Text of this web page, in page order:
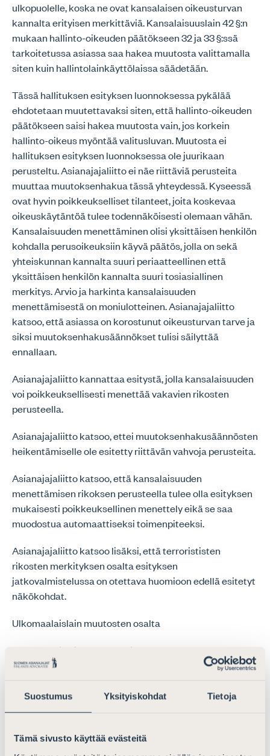
Suostumus Yksityiskohdat Tietoja
Tämä sivusto käyttää evästeitä
ulkopuolelle, koska ne ovat kansalaisen oikeusturvan
kannalta erityisen merkittäviä. Kansalaisuuslain 42 §:n
mukaan hallinto-oikeuden päätökseen 32 ja 33 §:ssä
tarkoitetussa asiassa saa hakea muutosta valittamalla
siten kuin hallintolainkäyttölaissa säädetään.
Tässä hallituksen esityksen luonnoksessa pykälää
ehdotetaan muutettavaksi siten, että hallinto-oikeuden
päätökseen saisi hakea muutosta vain, jos korkein
hallinto-oikeus myöntää valitusluvan. Muutosta ei
hallituksen esityksen luonnoksessa ole juurikaan
perusteltu. Asianajajaliitto ei näe riittäviä perusteita
muuttaa muutoksenhakua tässä yhteydessä. Kyseessä
ovat hyvin poikkeukselliset tilanteet, joita koskevaa
oikeuskäytäntöä tulee todennäköisesti olemaan vähän.
Kansalaisuuden menettäminen olisi yksittäisen henkilön
kohdalla perusoikeuksiin käyvä päätös, jolla on sekä
yhteiskunnan kannalta suuri periaatteellinen että
yksittäisen henkilön kannalta suuri tosiasiallinen
merkitys. Arvio ja harkinta kansalaisuuden
menettämisestä on moniulotteinen. Asianajajaliitto
katsoo, että asiassa on korostunut oikeusturvan tarve ja
siksi muutoksenhakusäännökset tulisi säilyttää
ennallaan.
Asianajajaliitto kannattaa esitystä, jolla kansalaisuuden
voi poikkeuksellisesti menettää vakavien rikosten
perusteella.
Asianajajaliitto katsoo, ettei muutoksenhakusäännösten
heikentämiselle ole esitetty riittävän vahvoja perusteita.
Asianajajaliitto katsoo, että kansalaisuuden
menettämisen rikoksen perusteella tulee olla esityksen
mukaisesti poikkeuksellinen menettely eikä se saa
muodostua automaattiseksi toimenpiteeksi.
Asianajajaliitto katsoo lisäksi, että terrorististen
rikosten merkityksen osalta esityksen
jatkovalmistelussa on otettava huomioon edellä esitetyt
näkökohdat.
Ulkomaalaislain muutosten osalta
Ulkomaalaislain karkottamista koskevaan
ulkomaalaislain 149 §:ään ehdotetaan tehtäväksi
voidaan karkottaa. Ehdotuksen mukaan tämä ei koskisi
vain rikoksen perusteella kansalaisuuden ehdotetun 33
olevien kansalaisuuslain 32 §:n perusteella isyyden